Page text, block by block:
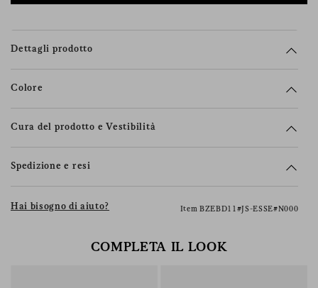
Dettagli prodotto
Colore
Cura del prodotto e Vestibilità
Spedizione e resi
Hai bisogno di aiuto? Item BZEBD11#JS-ESSE#N000
COMPLETA IL LOOK